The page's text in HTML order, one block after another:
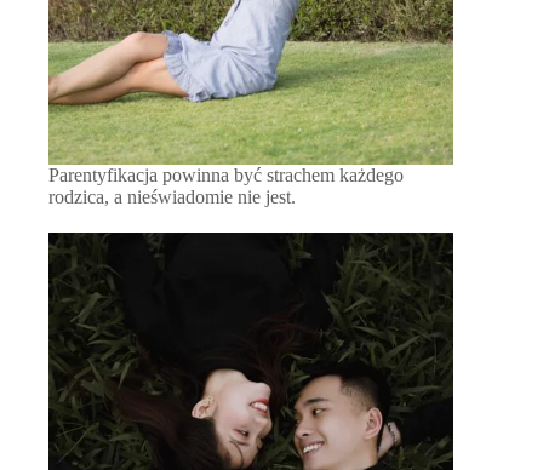
Parentyfikacja powinna być strachem każdego
rodzica, a nieświadomie nie jest.